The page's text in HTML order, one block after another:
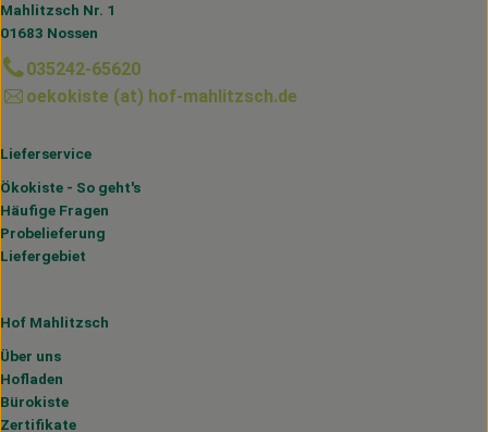
Mahlitzsch Nr. 1
01683 Nossen
035242-65620
oekokiste (at) hof-mahlitzsch.de
Lieferservice
Ökokiste - So geht's
Häufige Fragen
Probelieferung
Liefergebiet
Hof Mahlitzsch
Über uns
Hofladen
Bürokiste
Zertifikate